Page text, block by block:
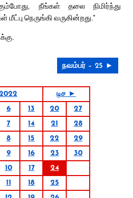
நீங்கள் தலை நிமிர்ந்து
நெருங்கி வருகின்றது.”
நவம்பர் – 25 ►
டிச ►
6 13 20
27
7 14 21
28
8 15 22
29
9 16 23
30
10 17
24
11 18
25